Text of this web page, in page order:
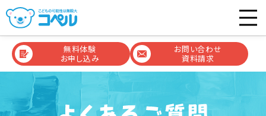
無料体験
お申し込み
お問い合わせ
資料請求